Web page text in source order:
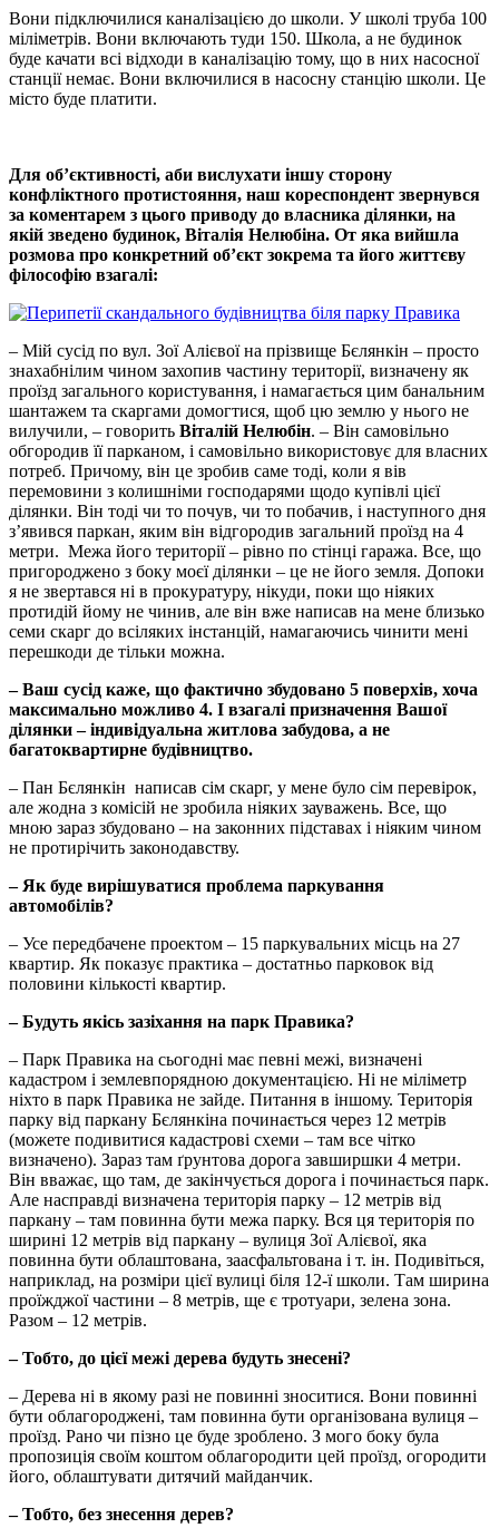
Вони підключилися каналізацією до школи. У школі труба 100
міліметрів. Вони включають туди 150. Школа, а не будинок
буде качати всі відходи в каналізацію тому, що в них насосної
станції немає. Вони включилися в насосну станцію школи. Це
місто буде платити.
Для об’єктивності, аби вислухати іншу сторону
конфліктного протистояння, наш кореспондент звернувся
за коментарем з цього приводу до власника ділянки, на
якій зведено будинок, Віталія Нелюбіна. От яка вийшла
розмова про конкретний об’єкт зокрема та його життєву
філософію взагалі:
– Мій сусід по вул. Зої Алієвої на прізвище Бєлянкін – просто
знахабнілим чином захопив частину території, визначену як
проїзд загального користування, і намагається цим банальним
шантажем та скаргами домогтися, щоб цю землю у нього не
вилучили, – говорить Віталій Нелюбін. – Він самовільно
обгородив її парканом, і самовільно використовує для власних
потреб. Причому, він це зробив саме тоді, коли я вів
перемовини з колишніми господарями щодо купівлі цієї
ділянки. Він тоді чи то почув, чи то побачив, і наступного дня
з’явився паркан, яким він відгородив загальний проїзд на 4
метри. Межа його території – рівно по стінці гаража. Все, що
пригороджено з боку моєї ділянки – це не його земля. Допоки
я не звертався ні в прокуратуру, нікуди, поки що ніяких
протидій йому не чинив, але він вже написав на мене близько
семи скарг до всіляких інстанцій, намагаючись чинити мені
перешкоди де тільки можна.
– Ваш сусід каже, що фактично збудовано 5 поверхів, хоча
максимально можливо 4. І взагалі призначення Вашої
ділянки – індивідуальна житлова забудова, а не
багатоквартирне будівництво.
– Пан Бєлянкін написав сім скарг, у мене було сім перевірок,
але жодна з комісій не зробила ніяких зауважень. Все, що
мною зараз збудовано – на законних підставах і ніяким чином
не протирічить законодавству.
– Як буде вирішуватися проблема паркування
автомобілів?
– Усе передбачене проектом – 15 паркувальних місць на 27
квартир. Як показує практика – достатньо парковок від
половини кількості квартир.
– Будуть якісь зазіхання на парк Правика?
– Парк Правика на сьогодні має певні межі, визначені
кадастром і землевпорядною документацією. Ні не міліметр
ніхто в парк Правика не зайде. Питання в іншому. Територія
парку від паркану Бєлянкіна починається через 12 метрів
(можете подивитися кадастрові схеми – там все чітко
визначено). Зараз там ґрунтова дорога завширшки 4 метри.
Він вважає, що там, де закінчується дорога і починається парк.
Але насправді визначена територія парку – 12 метрів від
паркану – там повинна бути межа парку. Вся ця територія по
ширині 12 метрів від паркану – вулиця Зої Алієвої, яка
повинна бути облаштована, заасфальтована і т. ін. Подивіться,
наприклад, на розміри цієї вулиці біля 12-ї школи. Там ширина
проїжджої частини – 8 метрів, ще є тротуари, зелена зона.
Разом – 12 метрів.
– Тобто, до цієї межі дерева будуть знесені?
– Дерева ні в якому разі не повинні зноситися. Вони повинні
бути облагороджені, там повинна бути організована вулиця –
проїзд. Рано чи пізно це буде зроблено. З мого боку була
пропозиція своїм коштом облагородити цей проїзд, огородити
його, облаштувати дитячий майданчик.
– Тобто, без знесення дерев?